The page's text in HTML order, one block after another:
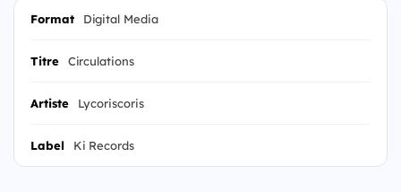
Format Digital Media
Titre Circulations
Artiste Lycoriscoris
Label Ki Records